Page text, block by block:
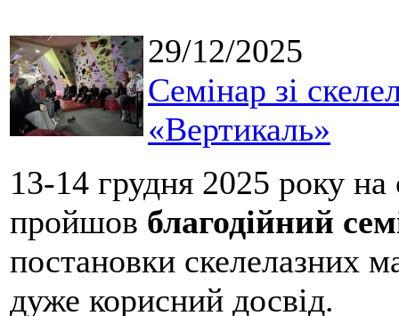
29/12/2025
Семінар зі
«Вертикаль»
13-14 грудня 2025 року
пройшов благодійний
постановки скелелазних
дуже корисний досвід.